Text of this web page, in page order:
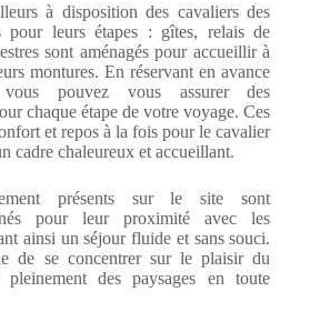
à disposition des cavaliers des
pour leurs étapes : gîtes, relais de
sont aménagés pour accueillir à
montures. En réservant en avance
pouvez vous assurer des
chaque étape de votre voyage. Ces
et repos à la fois pour le cavalier
cadre chaleureux et accueillant.
présents sur le site sont
pour leur proximité avec les
ainsi un séjour fluide et sans souci.
de se concentrer sur le plaisir du
des paysages en toute